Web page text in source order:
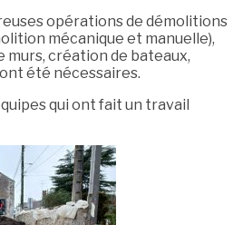
opérations de démolitions
mécanique et manuelle),
murs, création de bateaux,
été nécessaires.
qui ont fait un travail